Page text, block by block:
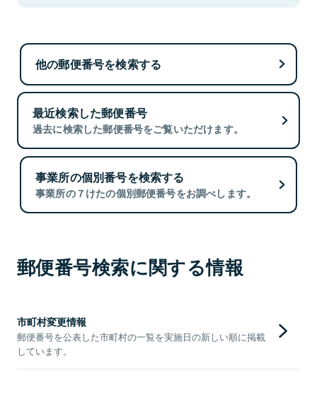
他の郵便番号を検索する
最近検索した郵便番号
過去に検索した郵便番号をご覧いただけます。
事業所の個別番号を検索する
事業所の７けたの個別郵便番号をお調べします。
郵便番号検索に関する情報
市町村変更情報
郵便番号を公表した市町村の一覧を実施日の新しい順に掲載
しています。